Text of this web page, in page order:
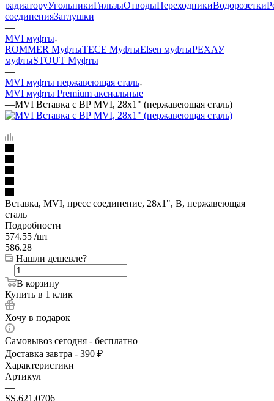
радиаторуУгольникиГильзыОтводыПереходникиВодорозетки
соединенияЗаглушки
—
MVI муфты
ROMMER МуфтыTECE МуфтыElsen муфтыРЕХАУ
муфтыSTOUT Муфты
—
MVI муфты нержавеющая сталь
MVI муфты Premium аксиальные
—MVI Вставка с ВР MVI, 28х1" (нержавеющая сталь)
Вставка, MVI, пресс соединение, 28х1", В, нержавеющая
сталь
Подробности
574.55 /шт
586.28
Нашли дешевле?
В корзину
Купить в 1 клик
Хочу в подарок
Самовывоз сегодня - бесплатно
Доставка завтра - 390 ₽
Характеристики
Артикул
—
SS.621.0706